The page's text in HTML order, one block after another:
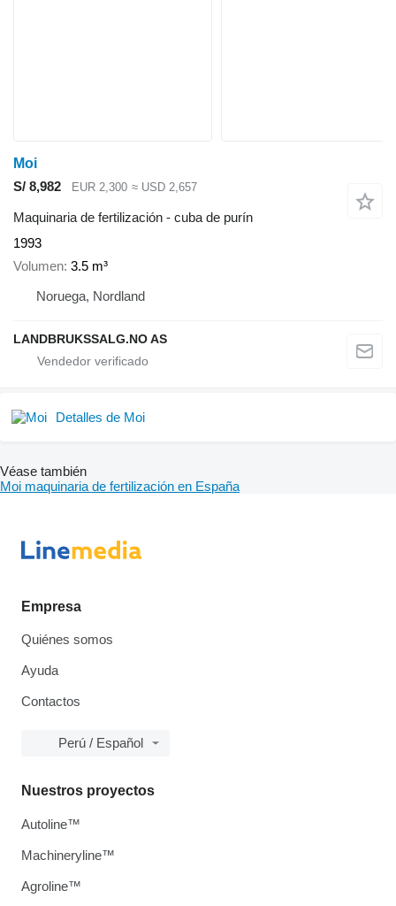
Moi
S/ 8,982
EUR 2,300 ≈ USD 2,657
Maquinaria de fertilización - cuba de purín
1993
Volumen 3.5 m³
Noruega, Nordland
LANDBRUKSSALG.NO AS
Detalles de Moi
Véase también
Moi maquinaria de fertilización en España
Empresa
Quiénes somos
Ayuda
Contactos
Perú / Español
Nuestros proyectos
Autoline™
Machineryline™
Agroline™